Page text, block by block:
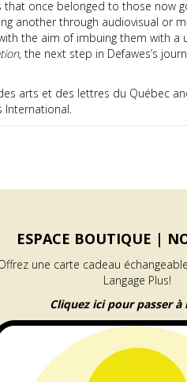
once belonged to those now
another through audiovisual or
the aim of imbuing them with
, the next step in Defawes’s
arts et des lettres du Québec
International.
ESPACE BOUTIQUE |
une carte cadeau
Langage Plus!
Cliquez ici pour passer
PROGRAMME
GÉNÉRATEUR |
RÉSIDENCE